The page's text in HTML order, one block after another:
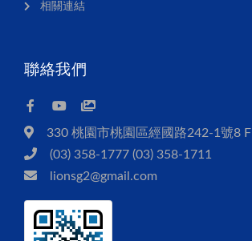
相關連結
聯絡我們
330 桃園市桃園區經國路242-1號8 F
(03) 358-1777 (03) 358-1711
lionsg2@gmail.com